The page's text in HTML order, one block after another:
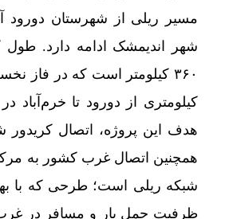
عبور طلا و نقره از سقف چند
قیمت طلا و سکه امروز پنجشنبه 15مرداد 1405/ افزایش همه قیمت ها
تحول بزرگ در آیفون ۱۸ پرو/ سه قابلیت رویایی که بالاخره به حقیقت می‌پیوندند
به خانه‌های آسیب دیده جنگ
قیمت طلا و سکه پنجشنبه 15 مرداد
گوگل اسیستنت ماه آینده
مسیر ریلی از شهرستان دورود
شهر اندیمشک ادامه دارد.
کیلومتری از دورود تا
هدف این پروژه، اتصال
همچنین اتصال غرب کشور به
شبکه ریلی است؛ طرحی که با
ظرفیت حمل بار و مسافر در